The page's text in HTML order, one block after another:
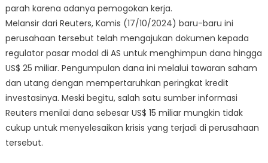
parah karena adanya pemogokan kerja.
Melansir dari Reuters, Kamis (17/10/2024) baru-baru ini
perusahaan tersebut telah mengajukan dokumen kepada
regulator pasar modal di AS untuk menghimpun dana hingga
US$ 25 miliar. Pengumpulan dana ini melalui tawaran saham
dan utang dengan mempertaruhkan peringkat kredit
investasinya. Meski begitu, salah satu sumber informasi
Reuters menilai dana sebesar US$ 15 miliar mungkin tidak
cukup untuk menyelesaikan krisis yang terjadi di perusahaan
tersebut.